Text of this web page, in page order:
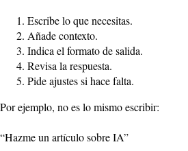
Escribe lo que necesitas.
Añade contexto.
Indica el formato de salida.
Revisa la respuesta.
Pide ajustes si hace falta.
Por ejemplo, no es lo mismo escribir:
“Hazme un artículo sobre IA”